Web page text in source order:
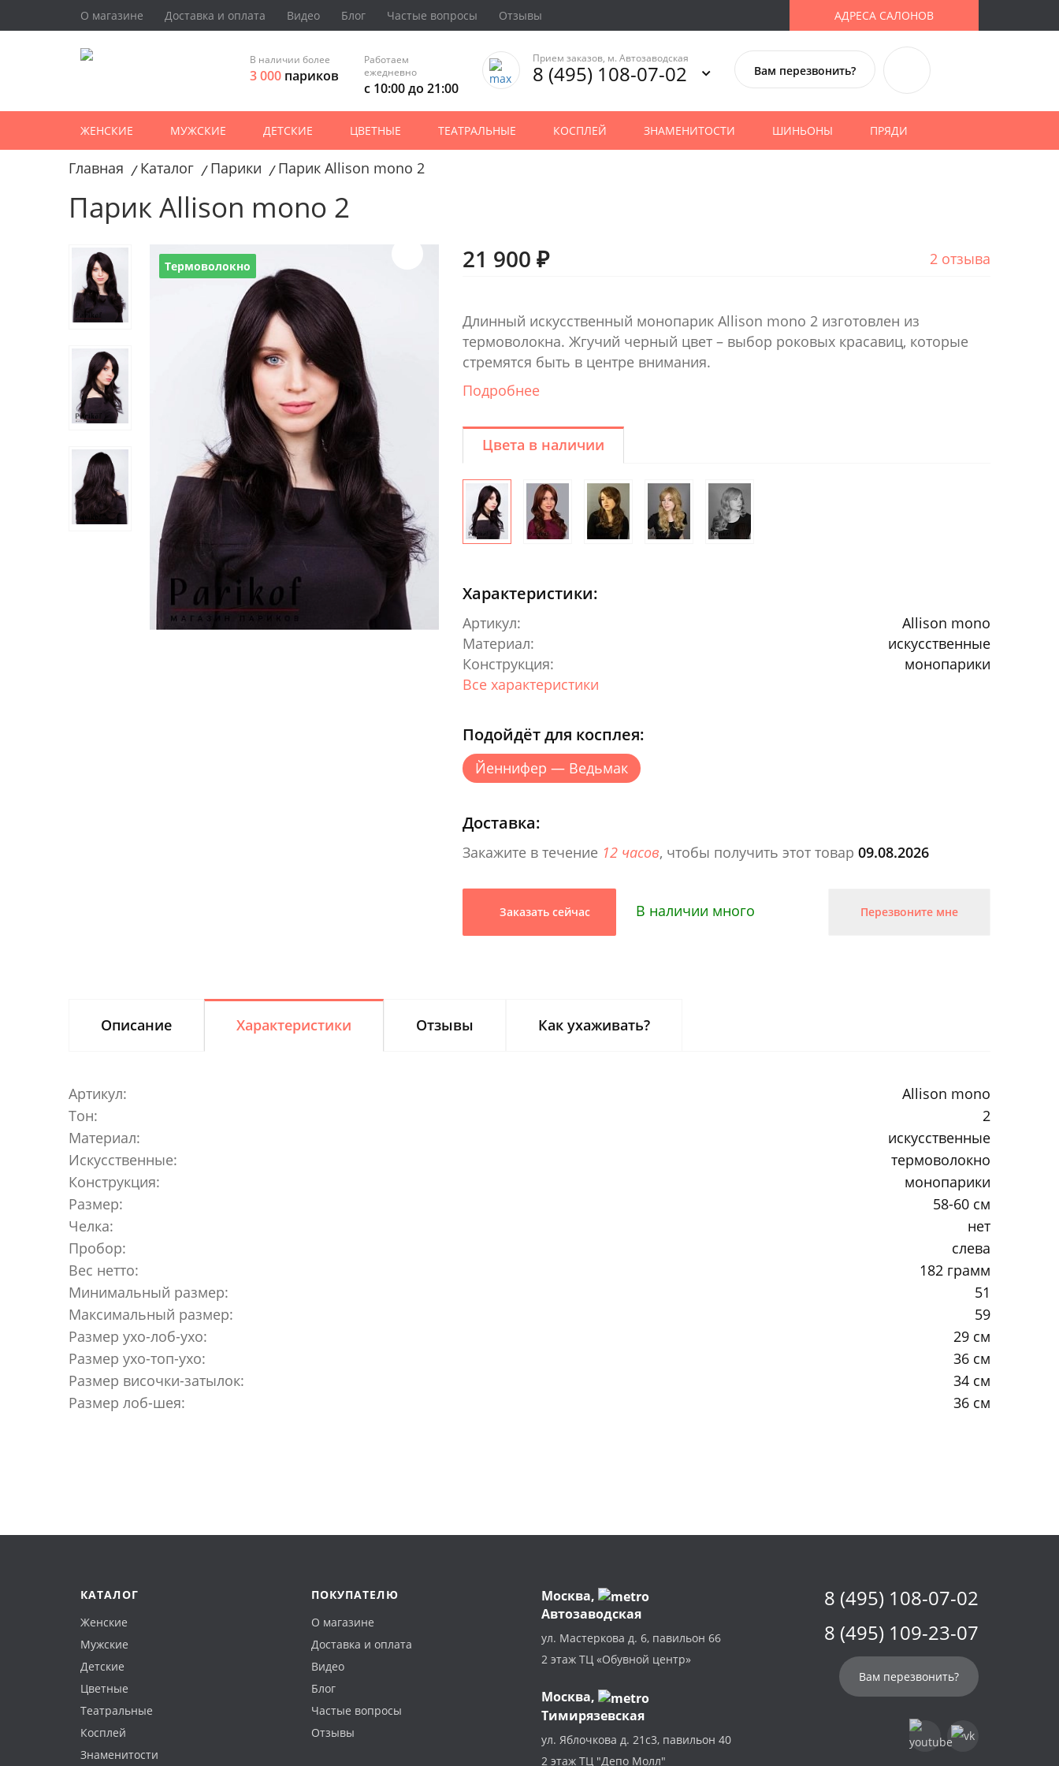
О магазине Доставка и оплата Видео Блог Частые вопросы Отзывы АДРЕСА САЛОНОВ
В наличии более
3 000 париков
Работаем
ежедневно
с 10:00 до 21:00
Прием заказов, м. Автозаводская
8 (495) 108-07-02 Вам перезвонить?
ЖЕНСКИЕ МУЖСКИЕ ДЕТСКИЕ ЦВЕТНЫЕ ТЕАТРАЛЬНЫЕ КОСПЛЕЙ ЗНАМЕНИТОСТИ ШИНЬОНЫ ПРЯДИ
Главная / Каталог / Парики / Парик Allison mono 2
Парик Allison mono 2
Термоволокно 21 900 ₽ 2 отзыва
Длинный искусственный монопарик Allison mono 2 изготовлен из
термоволокна. Жгучий черный цвет – выбор роковых красавиц, которые
стремятся быть в центре внимания.
Подробнее
Цвета в наличии
Характеристики:
Артикул:
Allison mono
Материал:
искусственные
Конструкция:
монопарики
Все характеристики
Подойдёт для косплея:
Йеннифер — Ведьмак
Доставка:
Закажите в течение 12 часов, чтобы получить этот товар 09.08.2026
Заказать сейчас В наличии много Перезвоните мне
Описание Характеристики Отзывы Как ухаживать?
Артикул:
Allison mono
Тон:
2
Материал:
искусственные
Искусственные:
термоволокно
Конструкция:
монопарики
Размер:
58-60 см
Челка:
нет
Пробор:
слева
Вес нетто:
182 грамм
Минимальный размер:
51
Максимальный размер:
59
Размер ухо-лоб-ухо:
29 см
Размер ухо-топ-ухо:
36 см
Размер височки-затылок:
34 см
Размер лоб-шея:
36 см
КАТАЛОГ
Женские
Мужские
Детские
Цветные
Театральные
Косплей
Знаменитости
ПОКУПАТЕЛЮ
О магазине
Доставка и оплата
Видео
Блог
Частые вопросы
Отзывы
Москва,
Автозаводская
ул. Мастеркова д. 6, павильон 66
2 этаж ТЦ «Обувной центр»
Москва,
Тимирязевская
ул. Яблочкова д. 21с3, павильон 40
2 этаж ТЦ "Депо Молл"
8 (495) 108-07-02
8 (495) 109-23-07
Вам перезвонить?